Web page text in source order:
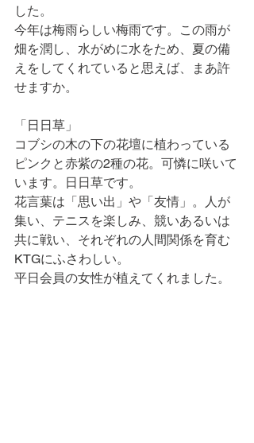
した。
今年は梅雨らしい梅雨です。この雨が
畑を潤し、水がめに水をため、夏の備
えをしてくれていると思えば、まあ許
せますか。
「日日草」
コブシの木の下の花壇に植わっている
ピンクと赤紫の2種の花。可憐に咲いて
います。日日草です。
花言葉は「思い出」や「友情」。人が
集い、テニスを楽しみ、競いあるいは
共に戦い、それぞれの人間関係を育む
KTGにふさわしい。
平日会員の女性が植えてくれました。